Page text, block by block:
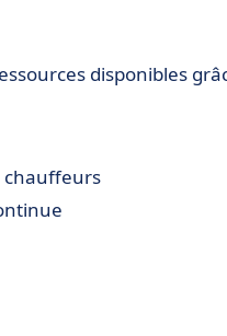
disponibles
chauffeurs